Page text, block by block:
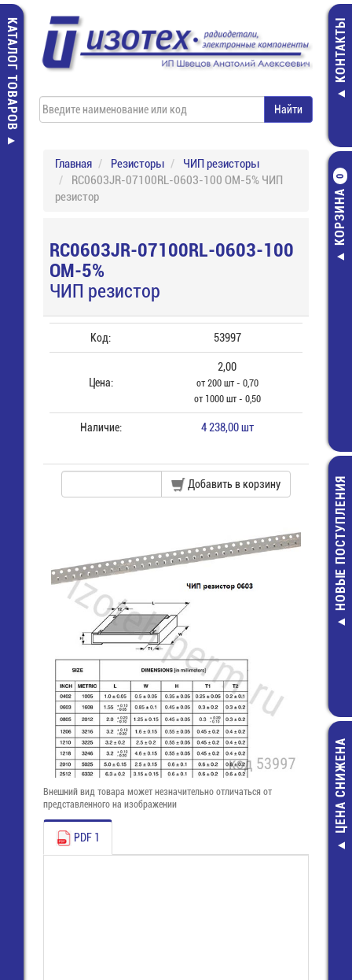
КАТАЛОГ ТОВАРОВ КОНТАКТЫ
КОРЗИНА
0
Провод/
жёлтый
НОВЫЕ ПОСТУПЛЕНИЯ
8813 B / 4
ЦЕНА СНИЖЕНА
Главная Резисторы
ЧИП резисторы
RC0603JR-07100RL-0603-100 ОМ-5% ЧИП
резистор
RC0603JR-07100RL-0603-100
ОМ-5%
ЧИП резистор
Код: 53997
Цена:
2,00
от 200 шт - 0,70
от 1000 шт - 0,50
Наличие: 4 238,00 шт
Добавить в корзину
Внешний вид товара может незначительно отличаться от
представленного на изображении
PDF 1